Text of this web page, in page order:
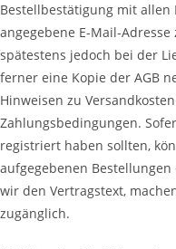
Bestellbestätigung mit
angegebene E-Mail-
spätestens jedoch bei der
ferner eine Kopie der AGB
Hinweisen zu
Zahlungsbedingungen.
registriert haben sollten,
aufgegebenen
wir den Vertragstext,
zugänglich.